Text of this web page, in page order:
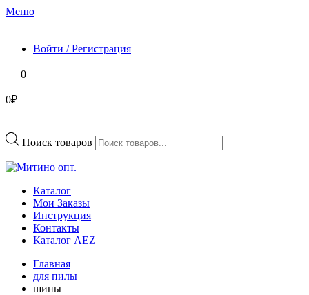
Меню
Войти / Регистрация
0
0₽
Поиск товаров
Каталог
Мои Заказы
Инструкция
Контакты
Каталог AEZ
Главная
для пилы
шины